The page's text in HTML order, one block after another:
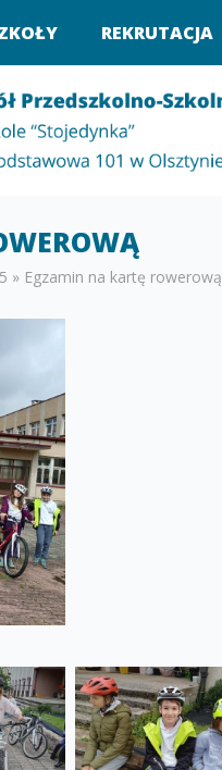
REKRUTACJA
» Egzamin na kartę rowerową